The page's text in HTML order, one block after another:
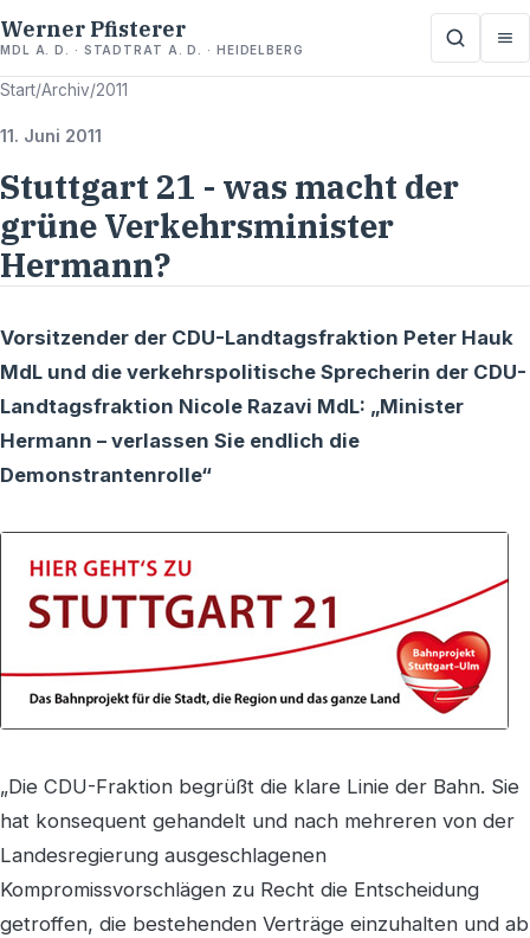
Werner Pfisterer
MDL A. D. · STADTRAT A. D. · HEIDELBERG
Start/Archiv/2011
11. Juni 2011
Stuttgart 21 - was macht der
grüne Verkehrsminister
Hermann?
Vorsitzender der CDU-Landtagsfraktion Peter Hauk
MdL und die verkehrspolitische Sprecherin der CDU-
Landtagsfraktion Nicole Razavi MdL: „Minister
Hermann – verlassen Sie endlich die
Demonstrantenrolle“
„Die CDU-Fraktion begrüßt die klare Linie der Bahn. Sie
hat konsequent gehandelt und nach mehreren von der
Landesregierung ausgeschlagenen
Kompromissvorschlägen zu Recht die Entscheidung
getroffen, die bestehenden Verträge einzuhalten und ab